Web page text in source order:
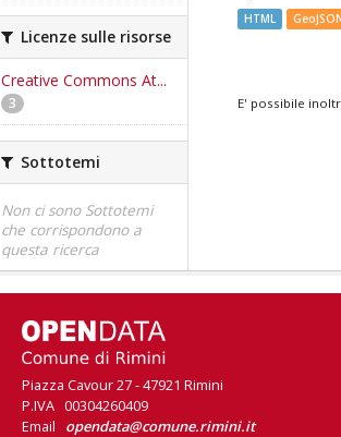
Licenze sulle risorse
Creative Commons At...
3
Sottotemi
Non ci sono Sottotemi
che corrispondono a
questa ricerca
HTML
E' possibile
Piazza Cavour 27 - 47921 Rimini
P.IVA 00304260409
Email opendata@comune.rimini.it